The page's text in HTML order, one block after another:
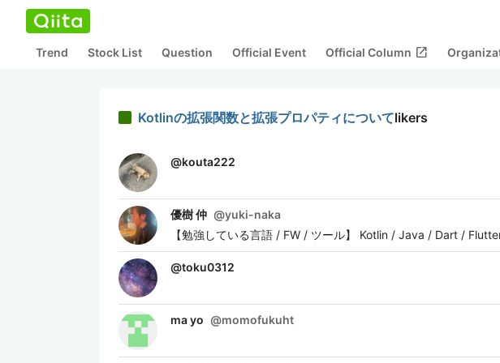
Trend Stock List Question Official Event Official Column open_in_new
Kotlinの拡張関数と拡張プロパティについてlikers
@kouta222
優樹 仲 @yuki-naka
【勉強している言語 / FW / ツール】 Kotlin / Java / Dart /
@toku0312
ma yo @momofukuht